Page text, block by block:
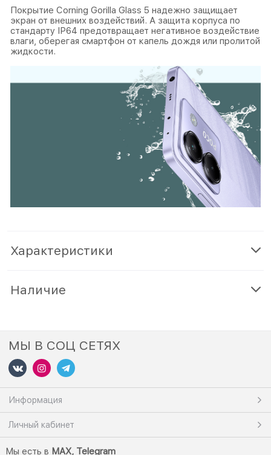
Покрытие Corning Gorilla Glass 5 надежно защищает
экран от внешних воздействий. А защита корпуса по
стандарту IP64 предотвращает негативное воздействие
влаги, оберегая смартфон от капель дождя или пролитой
жидкости.
Характеристики
Наличие
МЫ В СОЦ СЕТЯХ
Информация
Личный кабинет
Мы есть в MAX, Telegram